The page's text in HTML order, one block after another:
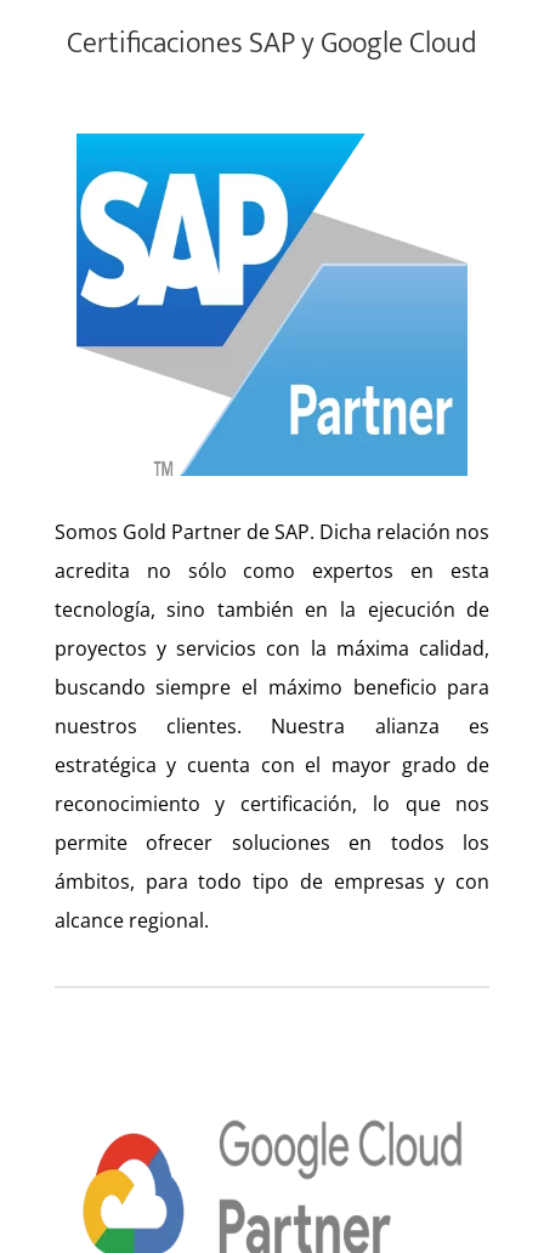
Certificaciones SAP y Google Cloud
Somos Gold Partner de SAP. Dicha relación nos
acredita no sólo como expertos en esta
tecnología, sino también en la ejecución de
proyectos y servicios con la máxima calidad,
buscando siempre el máximo beneficio para
nuestros clientes. Nuestra alianza es
estratégica y cuenta con el mayor grado de
reconocimiento y certificación, lo que nos
permite ofrecer soluciones en todos los
ámbitos, para todo tipo de empresas y con
alcance regional.